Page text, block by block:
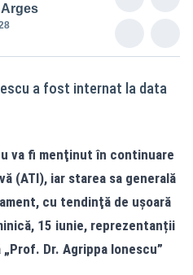
Arges
a fost internat la data
va fi menţinut în continuare
(ATI), iar starea sa generală
cu tendinţă de uşoară
15 iunie, reprezentanții
Dr. Agrippa Ionescu”